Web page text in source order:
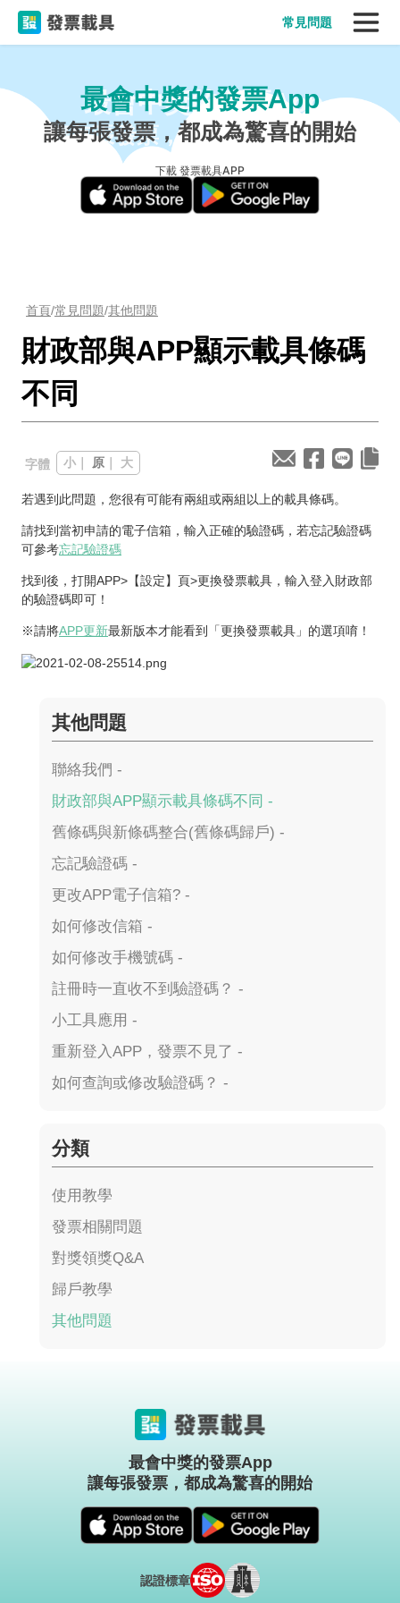
常見問題
最會中獎的發票App
讓每張發票，都成為驚喜的開始
下載 發票載具APP
首頁/常見問題/其他問題
財政部與APP顯示載具條碼
不同
字體 小｜ 原｜ 大
若遇到此問題，您很有可能有兩組或兩組以上的載具條碼。
請找到當初申請的電子信箱，輸入正確的驗證碼，若忘記驗證碼
可參考忘記驗證碼
找到後，打開APP>【設定】頁>更換發票載具，輸入登入財政部
的驗證碼即可！
※請將APP更新最新版本才能看到「更換發票載具」的選項唷！
其他問題
聯絡我們 -
財政部與APP顯示載具條碼不同 -
舊條碼與新條碼整合(舊條碼歸戶) -
忘記驗證碼 -
更改APP電子信箱? -
如何修改信箱 -
如何修改手機號碼 -
註冊時一直收不到驗證碼？ -
小工具應用 -
重新登入APP，發票不見了 -
如何查詢或修改驗證碼？ -
分類
使用教學
發票相關問題
對獎領獎Q&A
歸戶教學
其他問題
最會中獎的發票App
讓每張發票，都成為驚喜的開始
認證標章